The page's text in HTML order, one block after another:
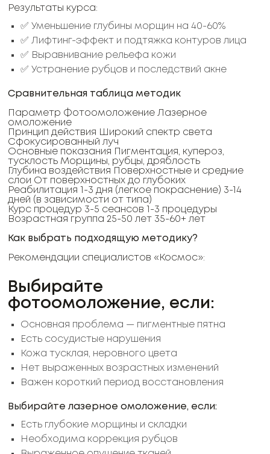
Результаты курса:
✅ Уменьшение глубины морщин на 40-60%
✅ Лифтинг-эффект и подтяжка контуров лица
✅ Выравнивание рельефа кожи
✅ Устранение рубцов и последствий акне
Сравнительная таблица методик
Параметр Фотоомоложение Лазерное
омоложение
Принцип действия Широкий спектр света
Сфокусированный луч
Основные показания Пигментация, купероз,
тусклость Морщины, рубцы, дряблость
Глубина воздействия Поверхностные и средние
слои От поверхностных до глубоких
Реабилитация 1-3 дня (легкое покраснение) 3-14
дней (в зависимости от типа)
Курс процедур 3-5 сеансов 1-3 процедуры
Возрастная группа 25-50 лет 35-60+ лет
Как выбрать подходящую методику?
Рекомендации специалистов «Космос»:
Выбирайте
фотоомоложение, если:
Основная проблема — пигментные пятна
Есть сосудистые нарушения
Кожа тусклая, неровного цвета
Нет выраженных возрастных изменений
Важен короткий период восстановления
Выбирайте лазерное омоложение, если:
Есть глубокие морщины и складки
Необходима коррекция рубцов